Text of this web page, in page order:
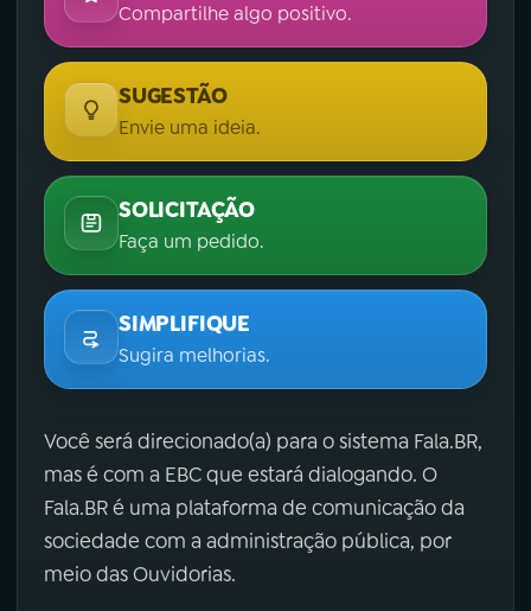
Compartilhe algo positivo.
SUGESTÃO
Envie uma ideia.
SOLICITAÇÃO
Faça um pedido.
SIMPLIFIQUE
Sugira melhorias.
Você será direcionado(a) para o sistema Fala.BR,
mas é com a EBC que estará dialogando. O
Fala.BR é uma plataforma de comunicação da
sociedade com a administração pública, por
meio das Ouvidorias.